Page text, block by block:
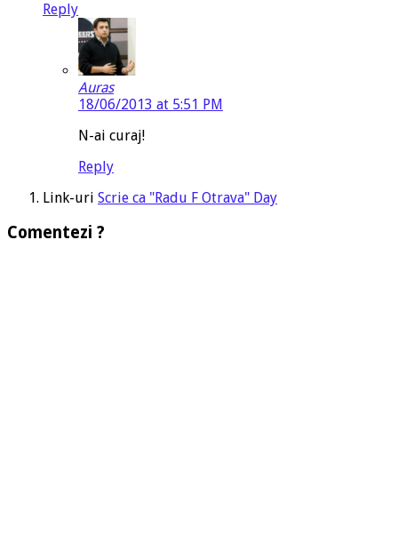
Reply
Auras
18/06/2013 at 5:51 PM
N-ai curaj!
Reply
Link-uri Scrie ca "Radu F Otrava" Day
Comentezi ?